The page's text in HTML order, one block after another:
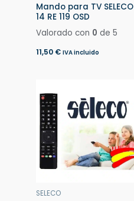
Mando para TV SELECO
14 RE 119 OSD
Valorado con 0 de 5
11,50 € IVA incluido
SELECO